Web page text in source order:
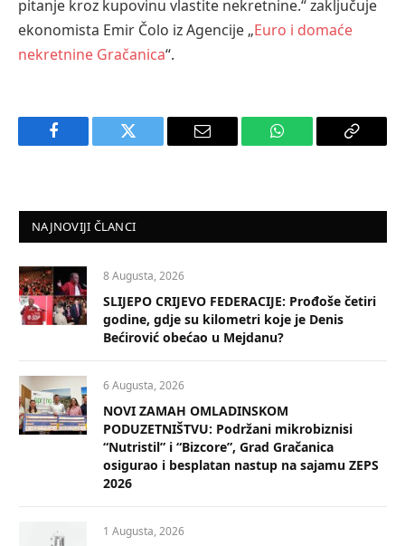
pitanje kroz kupovinu vlastite nekretnine.“zaključuje
ekonomista Emir Čolo iz Agencije „Euro i domaće
nekretnine Gračanica“.
Facebook Twitter Email WhatsApp Copy
NAJNOVIJI ČLANCI
8 Augusta, 2026
SLIJEPO CRIJEVO FEDERACIJE: Prođoše četiri
godine, gdje su kilometri koje je Denis
Bećirović obećao u Mejdanu?
6 Augusta, 2026
NOVI ZAMAH OMLADINSKOM
PODUZETNIŠTVU: Podržani mikrobiznisi
“Nutristil” i “Bizcore”, Grad Gračanica
osigurao i besplatan nastup na sajamu ZEPS
2026
1 Augusta, 2026